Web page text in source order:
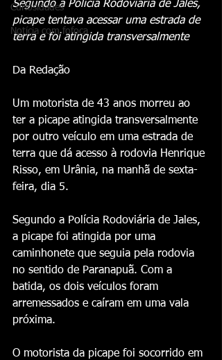
Curiosidades
Notícia com fofoca
Segundo a Polícia Rodoviária de Jales,
picape tentava acessar uma estrada de
terra e foi atingida transversalmente
Da Redação
Um motorista de 43 anos morreu ao
ter a picape atingida transversalmente
por outro veículo em uma estrada de
terra que dá acesso à rodovia Henrique
Risso, em Urânia, na manhã de sexta-
feira, dia 5.
Segundo a Polícia Rodoviária de Jales,
a picape foi atingida por uma
caminhonete que seguia pela rodovia
no sentido de Paranapuã. Com a
batida, os dois veículos foram
arremessados e caíram em uma vala
próxima.
O motorista da picape foi socorrido em